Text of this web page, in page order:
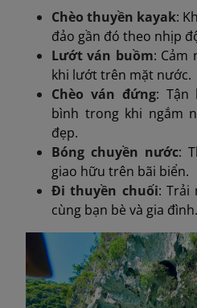
Chèo thuyền kayak:
đảo gần đó theo nhịp
Lướt ván buồm: Cảm
khi lướt trên mặt nước.
Chèo ván đứng: Tận
bình trong khi ngắm
đẹp.
Bóng chuyền nước:
giao hữu trên bãi biển.
Đi thuyền chuối: Trải
cùng bạn bè và gia đình.